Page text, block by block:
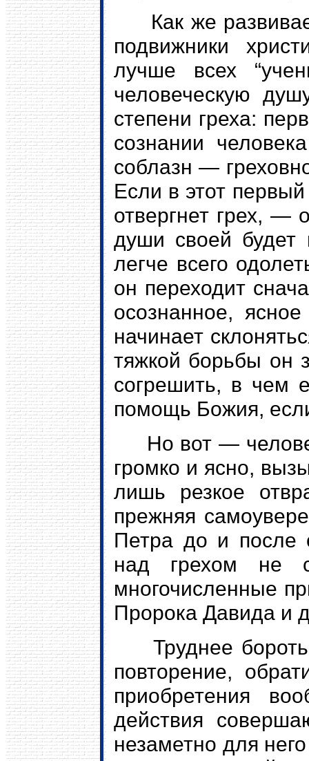
Как же
подвижники
лучше всех
человеческую
степени греха:
сознании
соблазн —
Если в этот
отвергнет грех, —
души своей
легче всего
он переходит
осознанное,
начинает
тяжкой борьбы он
согрешить, в чем
помощь Божия,
Но вот — человек
громко и ясно,
лишь резкое
прежняя
Петра до и после
над грехом не
многочисленные
Пророка Давида и
Труднее
повторение,
приобретения
действия
незаметно для